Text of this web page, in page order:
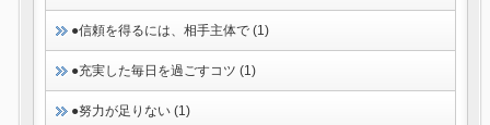
●信頼を得るには、相手主体で (1)
●充実した毎日を過ごすコツ (1)
●努力が足りない (1)